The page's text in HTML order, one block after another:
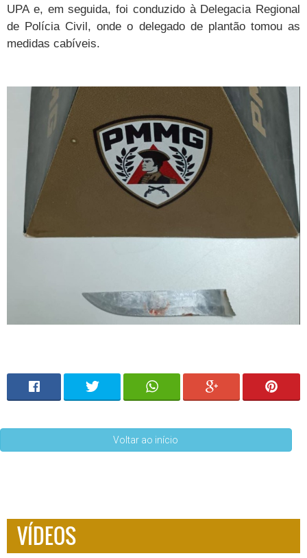
UPA e, em seguida, foi conduzido à Delegacia Regional
de Polícia Civil, onde o delegado de plantão tomou as
medidas cabíveis.
Voltar ao início
VÍDEOS